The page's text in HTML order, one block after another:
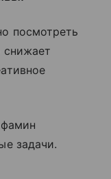
посмотреть
снижает
задачи.